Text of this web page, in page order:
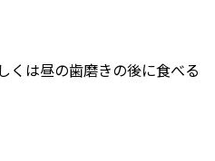
くは昼の歯磨きの後に食べる